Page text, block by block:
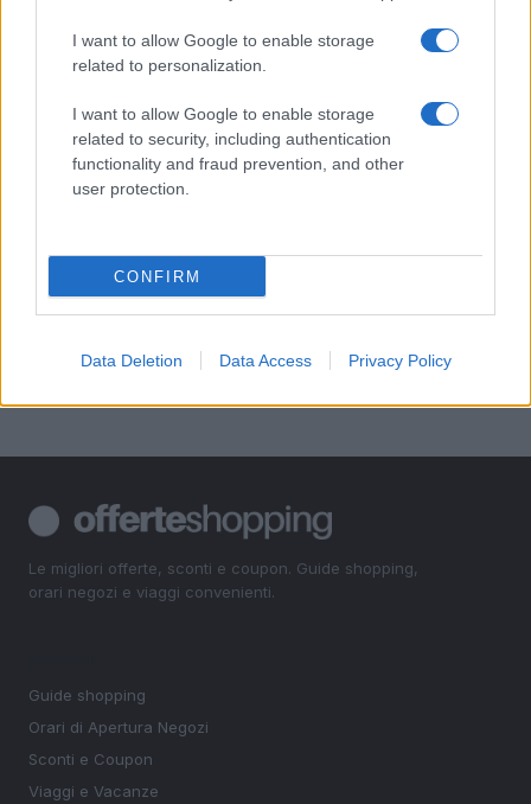
I want to allow Google to enable storage
related to personalization.
I want to allow Google to enable storage
related to security, including authentication
functionality and fraud prevention, and other
user protection.
CONFIRM
Data Deletion Data Access Privacy Policy
italiano
Idee regalo Feltrinelli per lui San Valentino 2015
Anello di fidanzamento Tiffany o Cartier: consigli
Le migliori offerte, sconti e coupon. Guide shopping,
orari negozi e viaggi convenienti.
Guide shopping
Orari di Apertura Negozi
Sconti e Coupon
Viaggi e Vacanze